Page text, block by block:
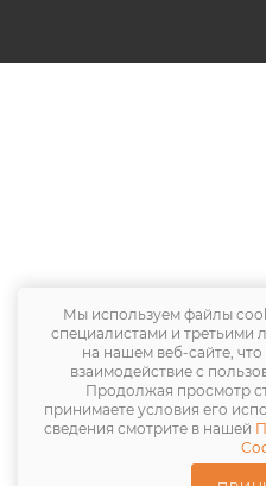
Мы используем файлы
специалистами и третьими
на нашем веб-сайте,
взаимодействие с
Продолжая просмотр
принимаете условия его
сведения смотрите в нашей